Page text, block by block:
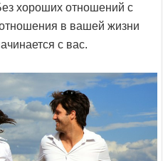
хороших отношений с
в вашей жизни
с вас.